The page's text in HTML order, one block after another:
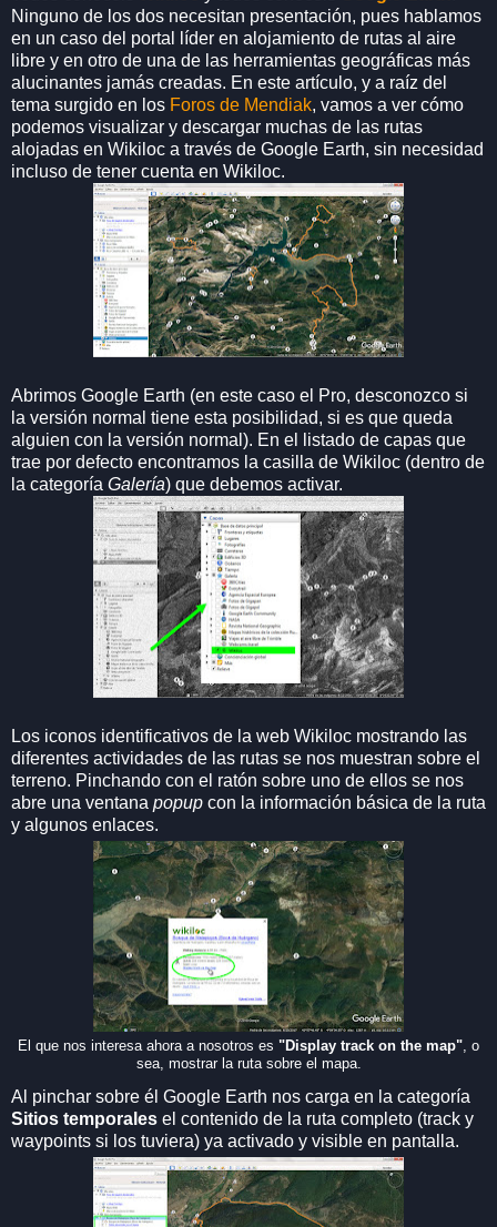
Ninguno de los dos necesitan presentación, pues hablamos
en un caso del portal líder en alojamiento de rutas al aire
libre y en otro de una de las herramientas geográficas más
alucinantes jamás creadas. En este artículo, y a raíz del
tema surgido en los Foros de Mendiak, vamos a ver cómo
podemos visualizar y descargar muchas de las rutas
alojadas en Wikiloc a través de Google Earth, sin necesidad
incluso de tener cuenta en Wikiloc.
Abrimos Google Earth (en este caso el Pro, desconozco si
la versión normal tiene esta posibilidad, si es que queda
alguien con la versión normal). En el listado de capas que
trae por defecto encontramos la casilla de Wikiloc (dentro de
la categoría Galería) que debemos activar.
Los iconos identificativos de la web Wikiloc mostrando las
diferentes actividades de las rutas se nos muestran sobre el
terreno. Pinchando con el ratón sobre uno de ellos se nos
abre una ventana popup con la información básica de la ruta
y algunos enlaces.
El que nos interesa ahora a nosotros es "Display track on the map", o
sea, mostrar la ruta sobre el mapa.
Al pinchar sobre él Google Earth nos carga en la categoría
Sitios temporales el contenido de la ruta completo (track y
waypoints si los tuviera) ya activado y visible en pantalla.